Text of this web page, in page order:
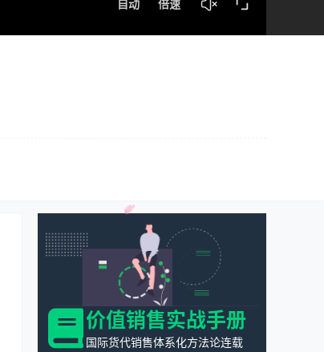
价值销售实战手册
国际货代销售体系化方法论连载